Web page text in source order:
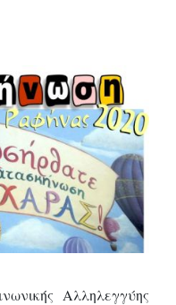
Αλληλεγγύης